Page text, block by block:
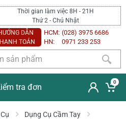
Thời gian làm việc 8H - 21H
Thứ 2 - Chủ Nhật
DẪN
TOÁN
HCM: (028) 3975 6686
HN:
0971 233 253
tra đơn
0
Dụng Cụ Cầm Tay